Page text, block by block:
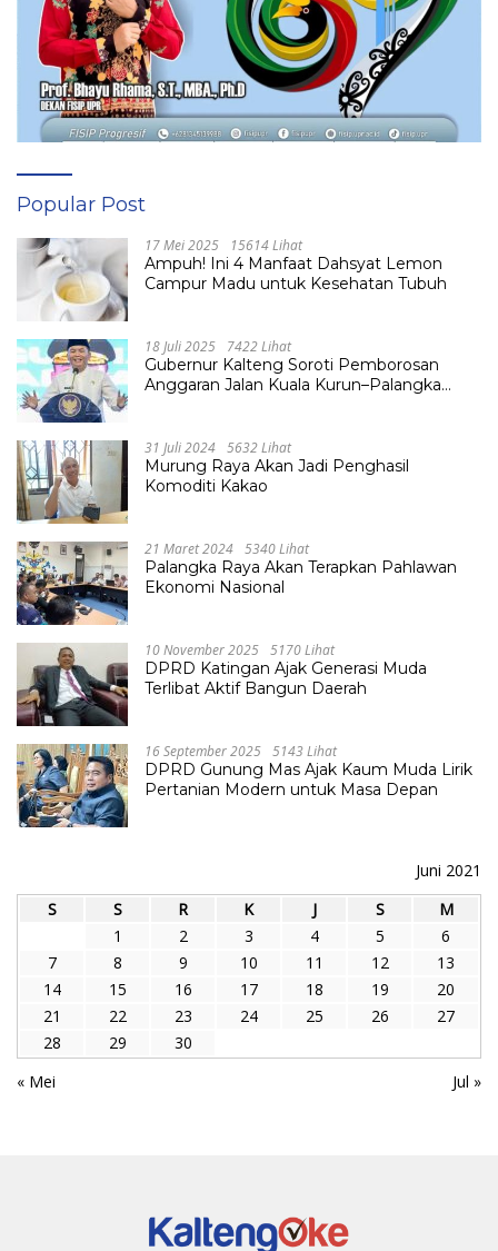
Popular Post
17 Mei 2025 15614 Lihat
Ampuh! Ini 4 Manfaat Dahsyat Lemon
Campur Madu untuk Kesehatan Tubuh
18 Juli 2025 7422 Lihat
Gubernur Kalteng Soroti Pemborosan
Anggaran Jalan Kuala Kurun–Palangka
31 Juli 2024 5632 Lihat
Murung Raya Akan Jadi Penghasil
Komoditi Kakao
21 Maret 2024 5340 Lihat
Palangka Raya Akan Terapkan Pahlawan
Ekonomi Nasional
10 November 2025 5170 Lihat
DPRD Katingan Ajak Generasi Muda
Terlibat Aktif Bangun Daerah
16 September 2025 5143 Lihat
DPRD Gunung Mas Ajak Kaum Muda Lirik
Pertanian Modern untuk Masa Depan
Juni 2021
S
S R K J S
M
1
2 3 4 5
6
7
8 9 10 11 12
13
14
15 16 17 18 19
20
21
22 23 24 25 26
27
28
29
30
« Mei
Jul »